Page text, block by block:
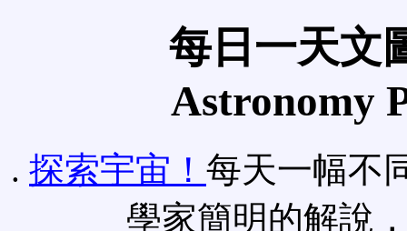
每日一天文
Astronomy
. 探索宇宙！ 每天一幅不
學家簡明的解說